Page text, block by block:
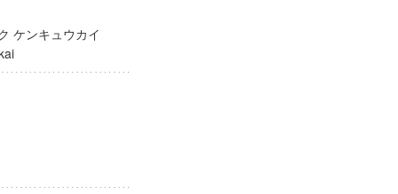
ケンキュウカイ